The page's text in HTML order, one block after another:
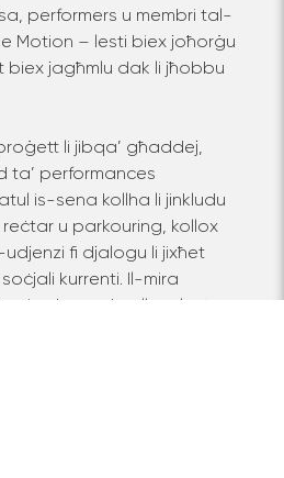
performers u membri tal-
Motion – lesti biex joħorġu
jagħmlu dak li jħobbu
li jibqa’ għaddej,
ta’ performances
is-sena kollha li jinkludu
u parkouring, kollox
fi djalogu li jixħet
kurrenti. Il-mira